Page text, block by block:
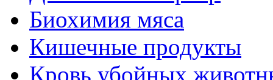
Биохимия мяса
Кишечные продукты
Кровь убойных